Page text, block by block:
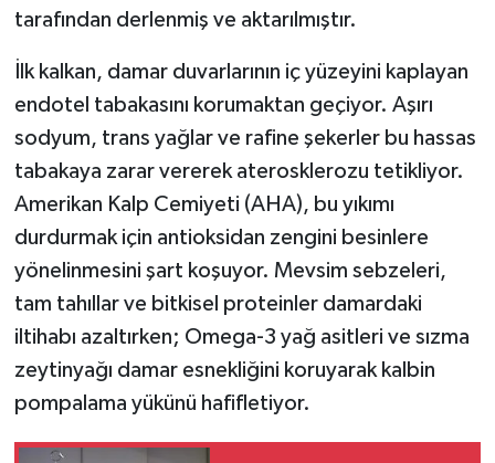
tarafından derlenmiş ve aktarılmıştır.
İlk kalkan, damar duvarlarının iç yüzeyini kaplayan
endotel tabakasını korumaktan geçiyor. Aşırı
sodyum, trans yağlar ve rafine şekerler bu hassas
tabakaya zarar vererek aterosklerozu tetikliyor.
Amerikan Kalp Cemiyeti (AHA), bu yıkımı
durdurmak için antioksidan zengini besinlere
yönelinmesini şart koşuyor. Mevsim sebzeleri,
tam tahıllar ve bitkisel proteinler damardaki
iltihabı azaltırken; Omega-3 yağ asitleri ve sızma
zeytinyağı damar esnekliğini koruyarak kalbin
pompalama yükünü hafifletiyor.